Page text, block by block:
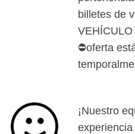
billetes de
VEHÍCULO
⛔oferta
¡Nuestro